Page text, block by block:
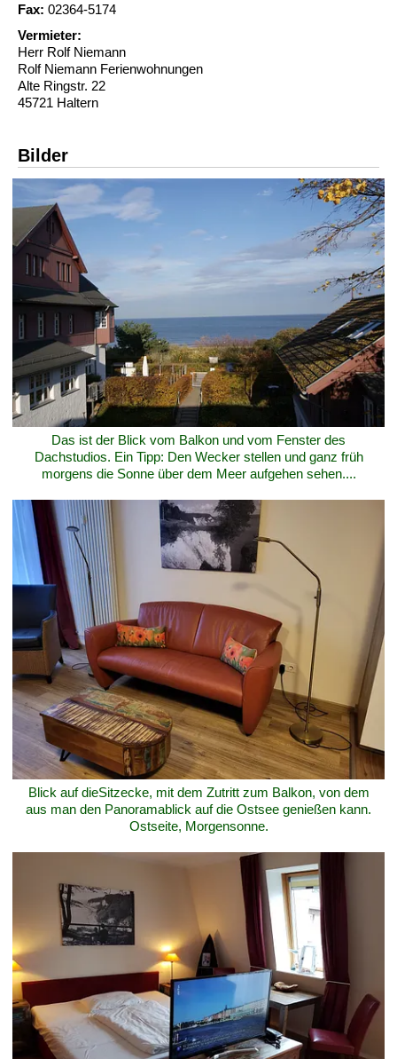
Fax: 02364-5174
Vermieter:
Herr Rolf Niemann
Rolf Niemann Ferienwohnungen
Alte Ringstr. 22
45721 Haltern
Bilder
Das ist der Blick vom Balkon und vom Fenster des
Dachstudios. Ein Tipp: Den Wecker stellen und ganz früh
morgens die Sonne über dem Meer aufgehen sehen....
Blick auf dieSitzecke, mit dem Zutritt zum Balkon, von dem
aus man den Panoramablick auf die Ostsee genießen kann.
Ostseite, Morgensonne.